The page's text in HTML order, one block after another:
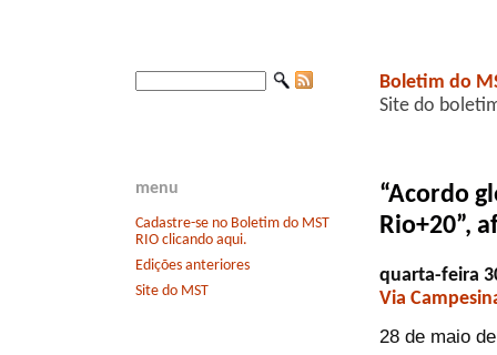
menu
Cadastre-se no Boletim do MST
RIO clicando aqui.
Edições anteriores
Site do MST
Boletim do
Site do
“Acordo
Rio+20”,
quarta-feira
Via
28 de maio